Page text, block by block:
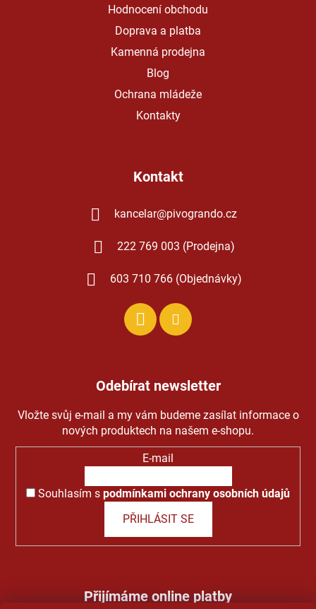
Hodnocení obchodu
Doprava a platba
Kamenná prodejna
Blog
Ochrana mládeže
Kontakty
Kontakt
kancelar@pivogrando.cz
222 769 003 (Prodejna)
603 710 766 (Objednávky)
Odebírat newsletter
Vložte svůj e-mail a my vám budeme zasílat informace o
nových produktech na našem e-shopu.
E-mail
Souhlasím s podmínkami ochrany osobních údajů
PŘIHLÁSIT SE
Přijímáme online platby